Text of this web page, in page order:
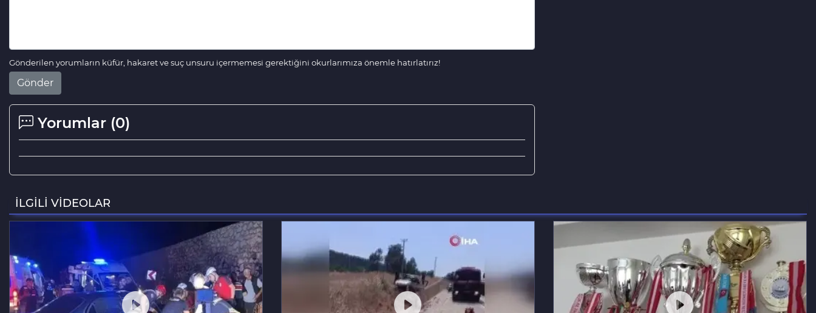
Gönderilen yorumların küfür, hakaret ve suç unsuru içermemesi gerektiğini okurlarımıza önemle hatırlatırız!
Gönder
Yorumlar (0)
İLGİLİ VİDEOLAR